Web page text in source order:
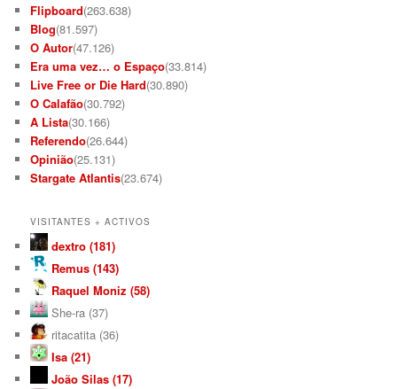
Flipboard(263.638)
Blog(81.597)
O Autor(47.126)
Era uma vez… o Espaço(33.814)
Live Free or Die Hard(30.890)
O Calafão(30.792)
A Lista(30.166)
Referendo(26.644)
Opinião(25.131)
Stargate Atlantis(23.674)
VISITANTES + ACTIVOS
dextro (181)
Remus (143)
Raquel Moniz (58)
She-ra (37)
ritacatita (36)
Isa (21)
João Silas (17)